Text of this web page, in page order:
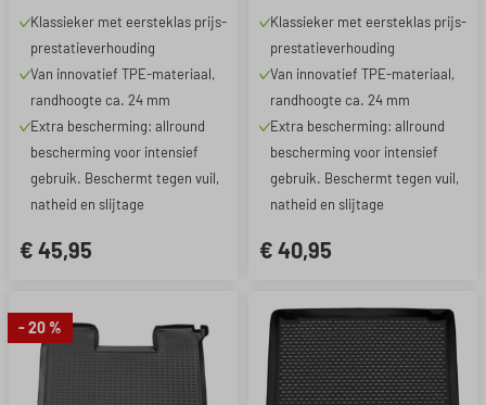
Klassieker met eersteklas prijs-
prestatieverhouding
Van innovatief TPE-materiaal,
randhoogte ca. 24 mm
Extra bescherming: allround
bescherming voor intensief
gebruik. Beschermt tegen vuil,
natheid en slijtage
€ 45,95
Grande Punto 06/2005-
Vandaag
Klassieker met eersteklas prijs-
prestatieverhouding
Van innovatief TPE-materiaal,
randhoogte ca. 24 mm
Extra bescherming: allround
bescherming voor intensief
gebruik. Beschermt tegen vuil,
natheid en slijtage
€ 40,95
- 20 %